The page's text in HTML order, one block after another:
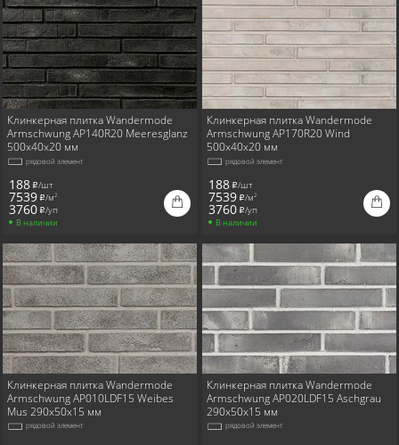
Клинкерная плитка Wandermode
Armschwung AP140R20 Meeresglanz
500x40x20 мм
рядовой элемент
188 i/шт
7539 i/м2
3760 i/уп
В наличии
Клинкерная плитка Wandermode
Armschwung AP170R20 Wind
500x40x20 мм
рядовой элемент
188 i/шт
7539 i/м2
3760 i/уп
В наличии
Клинкерная плитка Wandermode
Armschwung AP010LDF15 Weibes
Mus 290x50x15 мм
рядовой элемент
Клинкерная плитка Wandermode
Armschwung AP020LDF15 Aschgrau
290x50x15 мм
рядовой элемент